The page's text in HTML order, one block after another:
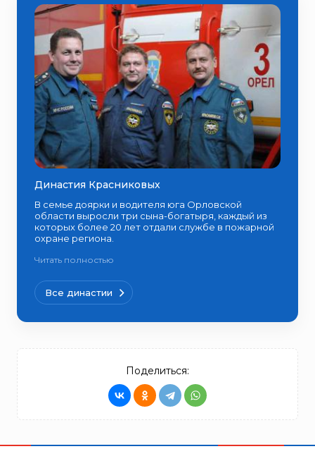
Династия Красниковых
В семье доярки и водителя юга Орловской
области выросли три сына-богатыря, каждый из
которых более 20 лет отдали службе в пожарной
охране региона.
Читать полностью
Все династии
Поделиться: